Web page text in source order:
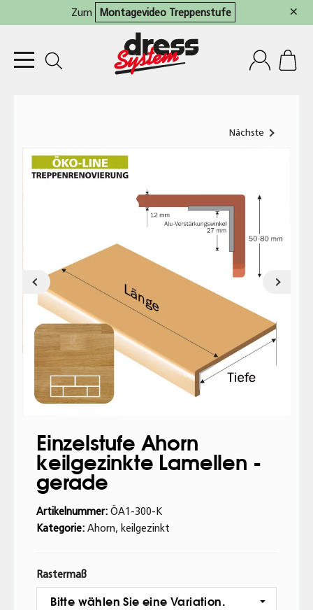
Zum Montagevideo Treppenstufe ×
Nächste
Einzelstufe Ahorn
keilgezinkte Lamellen -
gerade
Artikelnummer: ÖA1-300-K
Kategorie: Ahorn, keilgezinkt
Rastermaß
Bitte wählen Sie eine Variation.